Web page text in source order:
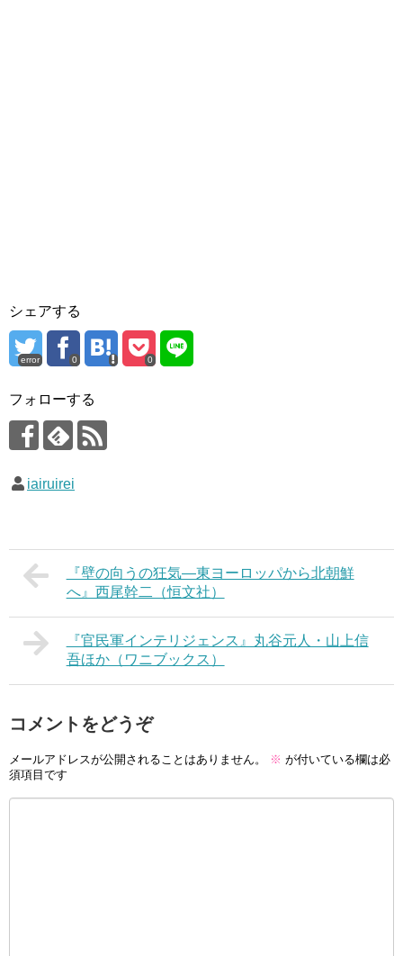
シェアする
error 0 0
フォローする
iairuirei
『壁の向うの狂気―東ヨーロッパから北朝鮮
へ』西尾幹二（恒文社）
『官民軍インテリジェンス』丸谷元人・山上信
吾ほか（ワニブックス）
コメントをどうぞ
メールアドレスが公開されることはありません。 ※ が付いている欄は必
須項目です